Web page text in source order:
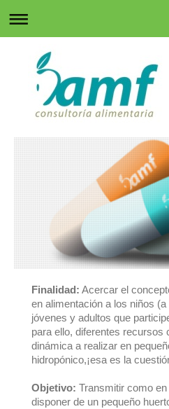
Finalidad: Acercar el
en alimentación a los niños
jóvenes y adultos que
para ello, diferentes recursos
dinámica a realizar en
hidropónico,¡esa es la
Objetivo: Transmitir como
disponer de un pequeño